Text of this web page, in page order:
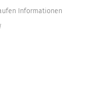
Informationen